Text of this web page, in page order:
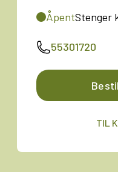
ÅpentStenger
55301720
TIL